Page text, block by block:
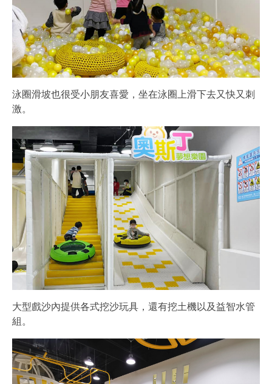
泳圈滑坡也很受小朋友喜愛，坐在泳圈上滑下去又快又刺
激。
大型戲沙內提供各式挖沙玩具，還有挖土機以及益智水管
組。